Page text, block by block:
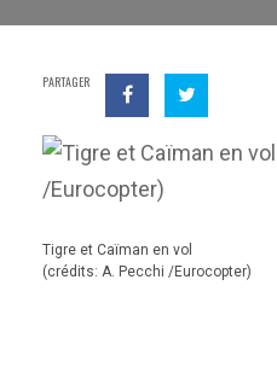
PARTAGER
Tigre et Caïman en vol
(crédits: A. Pecchi /Eurocopter)